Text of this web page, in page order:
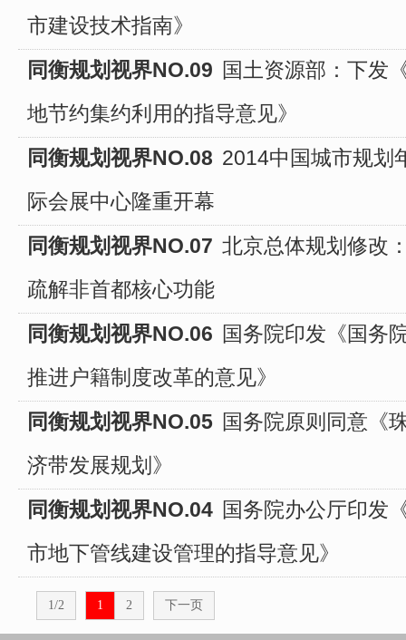
市建设技术指南》
同衡规划视界NO.09 国土资源部：下发
地节约集约利用的指导意见》
同衡规划视界NO.08 2014中国城市规划
际会展中心隆重开幕
同衡规划视界NO.07 北京总体规划修改
疏解非首都核心功能
同衡规划视界NO.06 国务院印发《国务
推进户籍制度改革的意见》
同衡规划视界NO.05 国务院原则同意《
济带发展规划》
同衡规划视界NO.04 国务院办公厅印发
市地下管线建设管理的指导意见》
1/2 1 2 下一页